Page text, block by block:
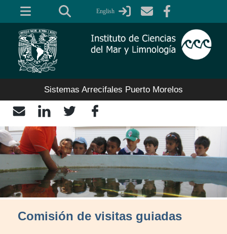
English
Sistemas Arrecifales Puerto Morelos
Comisión de visitas guiadas